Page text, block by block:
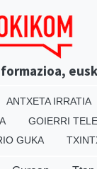
ANTXETA IRRATIA
GOIERRI
GUKA